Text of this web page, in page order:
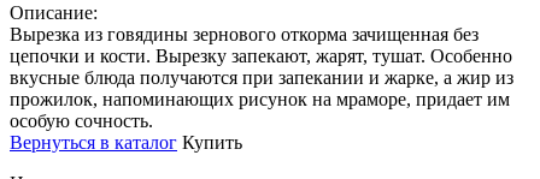
Описание:
Вырезка из говядины зернового откорма зачищенная без
цепочки и кости. Вырезку запекают, жарят, тушат. Особенно
вкусные блюда получаются при запекании и жарке, а жир из
прожилок, напоминающих рисунок на мраморе, придает им
особую сочность.
Вернуться в каталог Купить